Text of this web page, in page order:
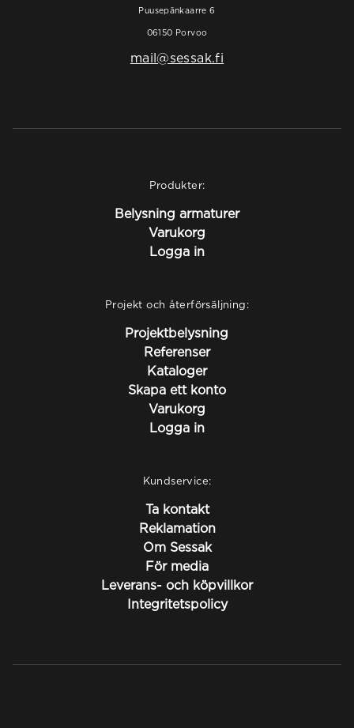
Puusepänkaarre 6
06150 Porvoo
mail@sessak.fi
Produkter:
Belysning armaturer
Varukorg
Logga in
Projekt och återförsäljning:
Projektbelysning
Referenser
Kataloger
Skapa ett konto
Varukorg
Logga in
Kundservice:
Ta kontakt
Reklamation
Om Sessak
För media
Leverans- och köpvillkor
Integritetspolicy